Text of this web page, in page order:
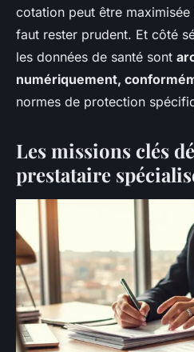
cotation peut être
faut rester prudent. Et côté
les données de santé sont
numériquement,
normes de protection
Les missions clés
prestataire